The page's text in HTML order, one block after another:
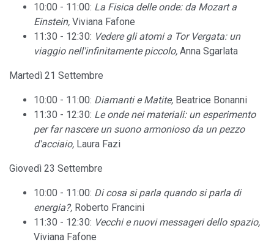
10:00 - 11:00: La Fisica delle onde: da Mozart a
Einstein, Viviana Fafone
11:30 - 12:30: Vedere gli atomi a Tor Vergata: un
viaggio nell'infinitamente piccolo, Anna Sgarlata
Martedì 21 Settembre
10:00 - 11:00: Diamanti e Matite, Beatrice Bonanni
11:30 - 12:30: Le onde nei materiali: un esperimento
per far nascere un suono armonioso da un pezzo
d'acciaio, Laura Fazi
Giovedì 23 Settembre
10:00 - 11:00: Di cosa si parla quando si parla di
energia?, Roberto Francini
11:30 - 12:30: Vecchi e nuovi messageri dello spazio,
Viviana Fafone